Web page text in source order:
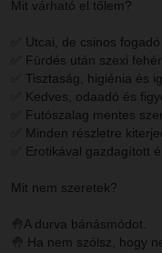
Mit várható el tőlem?
✅ Utcai, de csinos fogadó
✅ Fürdés után szexi
✅ Tisztaság, higiénia és
✅ Kedves, odaadó és
✅ Futószalag mentes
✅ Minden részletre
✅ Erotikával gazdagított
Mit nem szeretek?
🤚A durva bánásmódot.
🤚 Ha nem szólsz, hogy